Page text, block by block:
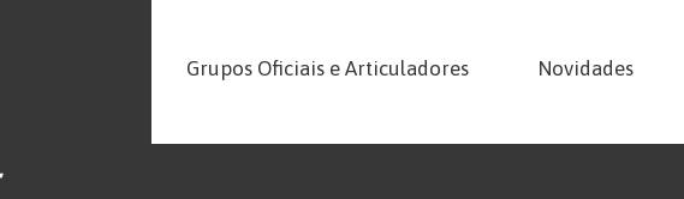
Grupos Oficiais e Articuladores Novidades